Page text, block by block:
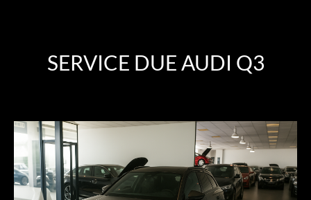
SERVICE DUE AUDI Q3